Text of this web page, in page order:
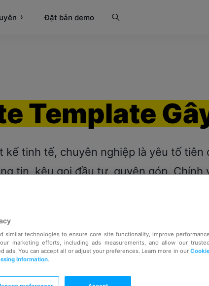
Đặt bản demo
Tìm kiếm
Template
kế tinh tế, chuyên nghiệp là yêu tố tiên
tin, kêu gọi đầu tư, quyên góp. Chính
gọi vốn này là phương tiện giúp
similar technologies to ensure core site functionality, improve performance
marketing efforts, including ads measurements, and allow our trusted
ads. You can accept all or adjust your preferences. Learn more in our
Information.